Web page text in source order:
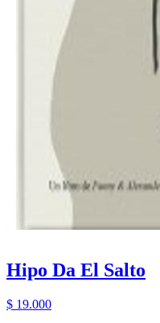
Hipo Da El Salto
$ 19.000